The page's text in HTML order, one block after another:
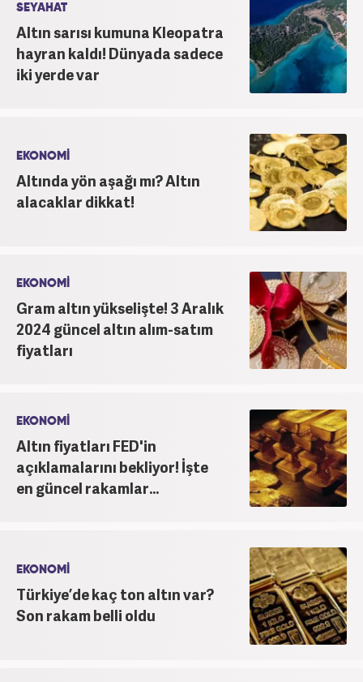
SEYAHAT
Altın sarısı kumuna Kleopatra
hayran kaldı! Dünyada sadece
iki yerde var
EKONOMİ
Altında yön aşağı mı? Altın
alacaklar dikkat!
EKONOMİ
Gram altın yükselişte! 3 Aralık
2024 güncel altın alım-satım
fiyatları
EKONOMİ
Altın fiyatları FED'in
açıklamalarını bekliyor! İşte
en güncel rakamlar...
EKONOMİ
Türkiye’de kaç ton altın var?
Son rakam belli oldu